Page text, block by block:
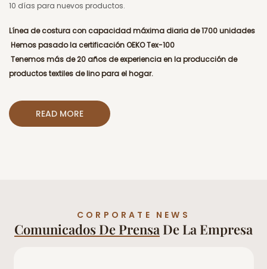
10 días para nuevos productos.
Línea de costura con capacidad máxima diaria de 1700 unidades
Hemos pasado la certificación OEKO Tex-100
Tenemos más de 20 años de experiencia en la producción de
productos textiles de lino para el hogar.
READ MORE
CORPORATE NEWS
Comunicados De Prensa De La Empresa